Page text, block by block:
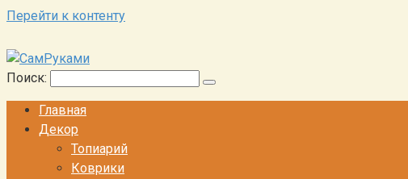
Перейти к контенту
Поиск:
Главная
Декор
Топиарий
Коврики